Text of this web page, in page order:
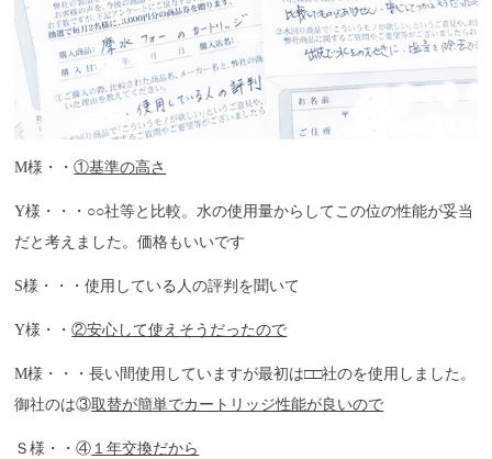
M様・・①基準の高さ
Y様・・・○○社等と比較。水の使用量からしてこの位の性能が妥当
だと考えました。価格もいいです
S様・・・使用している人の評判を聞いて
Y様・・②安心して使えそうだったので
M様・・・長い間使用していますが最初は□□社のを使用しました。
御社のは③取替が簡単でカートリッジ性能が良いので
Ｓ様・・④ １年交換だから